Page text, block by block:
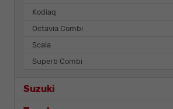
Kodiaq
Octavia Combi
Scala
Superb Combi
Suzuki